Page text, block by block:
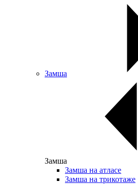
Замша
Замша
Замша на атласе
Замша на трикотаже